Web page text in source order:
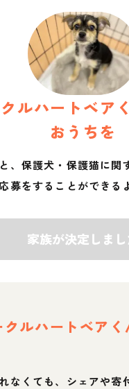
ルハートベア
おうちを
、保護犬・保護猫に関
募をすることができる
家族が決定しまし
クルハートベア
なくても、シェアや寄